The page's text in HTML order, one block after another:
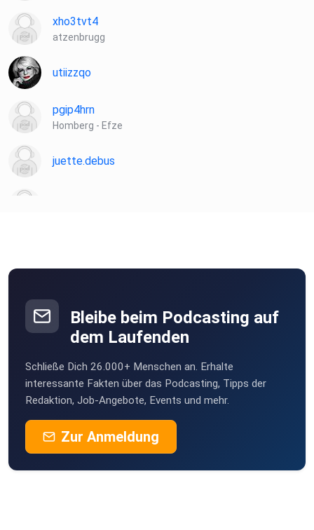
xho3tvt4
atzenbrugg
utiizzqo
pgip4hrn
Homberg - Efze
juette.debus
Grietje
Bleibe beim Podcasting auf
dem Laufenden
Schließe Dich 26.000+ Menschen an. Erhalte
interessante Fakten über das Podcasting, Tipps der
Redaktion, Job-Angebote, Events und mehr.
Zur Anmeldung